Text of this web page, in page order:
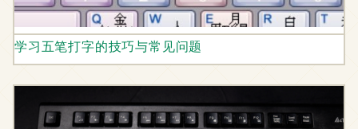
学习五笔打字的技巧与常见问题